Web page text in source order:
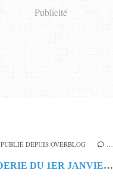
Publicité
PUBLIÉ DEPUIS OVERBLOG
SAL "BRODERIE DU 1ER JANVIER - MILLESIME 2020" - PECELETTE32 - TERMINEE